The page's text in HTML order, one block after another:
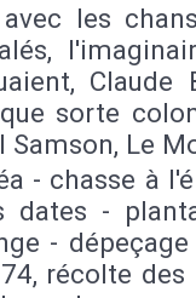
les
Claude
sorte
Samson, Le
- chasse à
dates -
-
récolte des